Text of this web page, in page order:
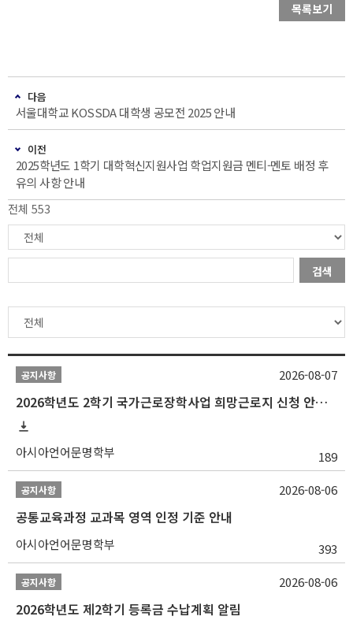
목록보기
다음
서울대학교 KOSSDA 대학생 공모전 2025 안내
이전
2025학년도 1학기 대학혁신지원사업 학업지원금 멘티-멘토 배정 후
유의 사항 안내
전체 553
검색
공지사항
2026학년도 2학기 국가근로장학사업 희망근로지 신청 안내
아시아언어문명학부 189
2026-08-07
공지사항
공통교육과정 교과목 영역 인정 기준 안내
아시아언어문명학부 393
2026-08-06
공지사항
2026학년도 제2학기 등록금 수납계획 알림
2026-08-06